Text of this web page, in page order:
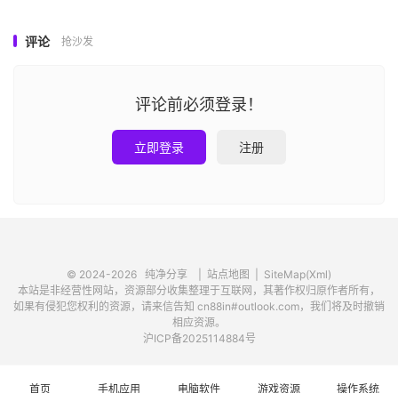
评论 抢沙发
评论前必须登录！
立即登录 注册
© 2024-2026 纯净分享 站点地图
SiteMap(Xml)
本站是非经营性网站，资源部分收集整理于互联网，其著作权归原作者所有，
如果有侵犯您权利的资源，请来信告知 cn88in#outlook.com，我们将及时撤销
相应资源。
沪ICP备2025114884号
首页 手机应用 电脑软件 游戏资源 操作系统